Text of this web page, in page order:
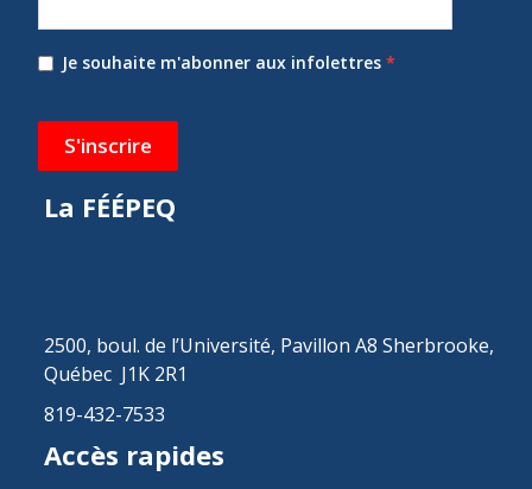
Je souhaite m'abonner aux infolettres *
S'inscrire
La FÉÉPEQ
2500, boul. de l’Université, Pavillon A8 Sherbrooke,
Québec J1K 2R1
819-432-7533
Accès rapides